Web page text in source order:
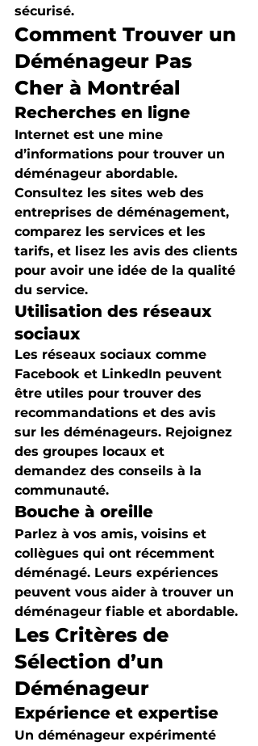
sécurisé.
Comment Trouver un
Déménageur Pas
Cher à Montréal
Recherches en ligne
Internet est une mine
d’informations pour trouver un
déménageur abordable.
Consultez les sites web des
entreprises de déménagement,
comparez les services et les
tarifs, et lisez les avis des clients
pour avoir une idée de la qualité
du service.
Utilisation des réseaux
sociaux
Les réseaux sociaux comme
Facebook et LinkedIn peuvent
être utiles pour trouver des
recommandations et des avis
sur les déménageurs. Rejoignez
des groupes locaux et
demandez des conseils à la
communauté.
Bouche à oreille
Parlez à vos amis, voisins et
collègues qui ont récemment
déménagé. Leurs expériences
peuvent vous aider à trouver un
déménageur fiable et abordable.
Les Critères de
Sélection d’un
Déménageur
Expérience et expertise
Un déménageur expérimenté